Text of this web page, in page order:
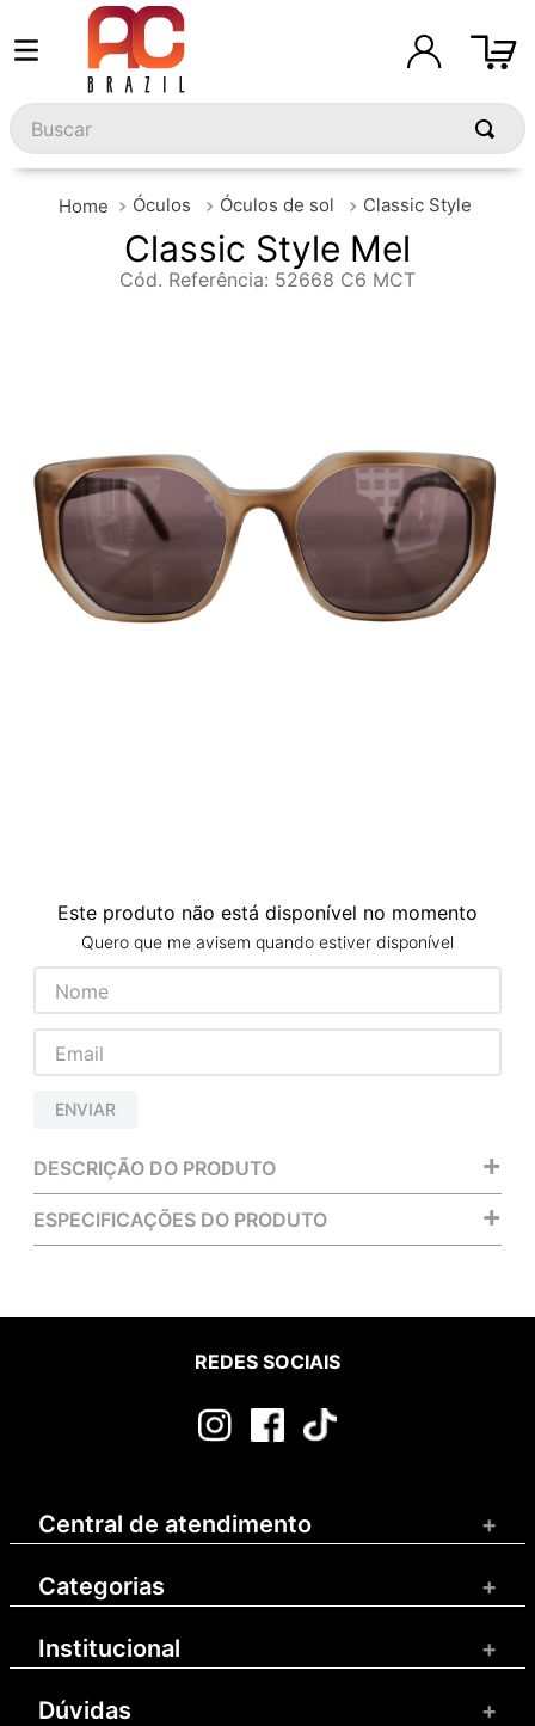
Buscar
Óculos Óculos de sol Classic Style
Classic Style Mel
Cód. Referência: 52668 C6 MCT
Este produto não está disponível no momento
Quero que me avisem quando estiver disponível
ENVIAR
DESCRIÇÃO DO PRODUTO +
ESPECIFICAÇÕES DO PRODUTO +
REDES SOCIAIS
Central de atendimento +
Categorias +
Institucional +
Dúvidas +